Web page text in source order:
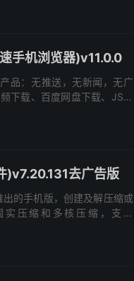
手机浏览器)v11.0.0
品：无推送，无新闻，无广
下载、百度网盘下载、JS脚
)v7.20.131去广告版
的手机版，创建及解压缩或
实压缩和多核压缩，支持